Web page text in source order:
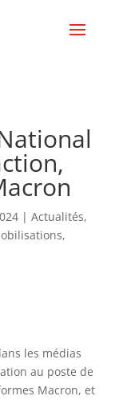
| Actualités,
,
les médias
au poste de
Macron, et